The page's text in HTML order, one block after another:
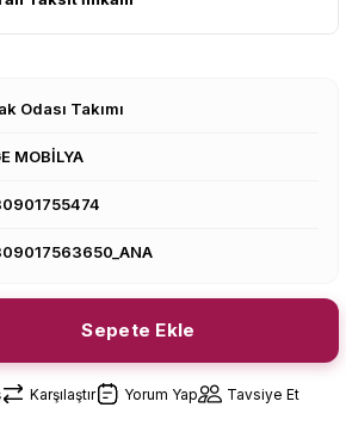
Odası Takımı
MOBİLYA
Sepete Ekle
Karşılaştır Yorum Yap Tavsiye Et